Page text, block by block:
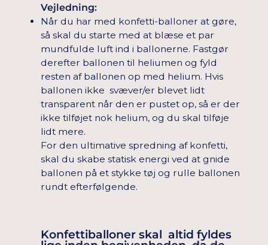
Vejledning:
Når du har med konfetti-balloner at gøre,
så skal du starte med at blæse et par
mundfulde luft ind i ballonerne. Fastgør
derefter ballonen til heliumen og fyld
resten af ​​ballonen op med helium. Hvis
ballonen ikke svæver/er blevet lidt
transparent når den er pustet op, så er der
ikke tilføjet nok helium, og du skal tilføje
lidt mere.
For den ultimative spredning af konfetti,
skal du skabe statisk energi ved at gnide
ballonen på et stykke tøj og rulle ballonen
rundt efterfølgende.
Konfettiballoner skal altid fyldes